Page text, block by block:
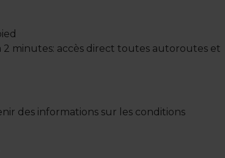
minutes: accès direct toutes autoroutes et
des informations sur les conditions